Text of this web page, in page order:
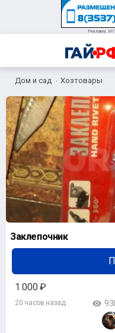
Реклама.
Дом и сад Хозтовары
Заклепочник
1 000 ₽
20 часов назад